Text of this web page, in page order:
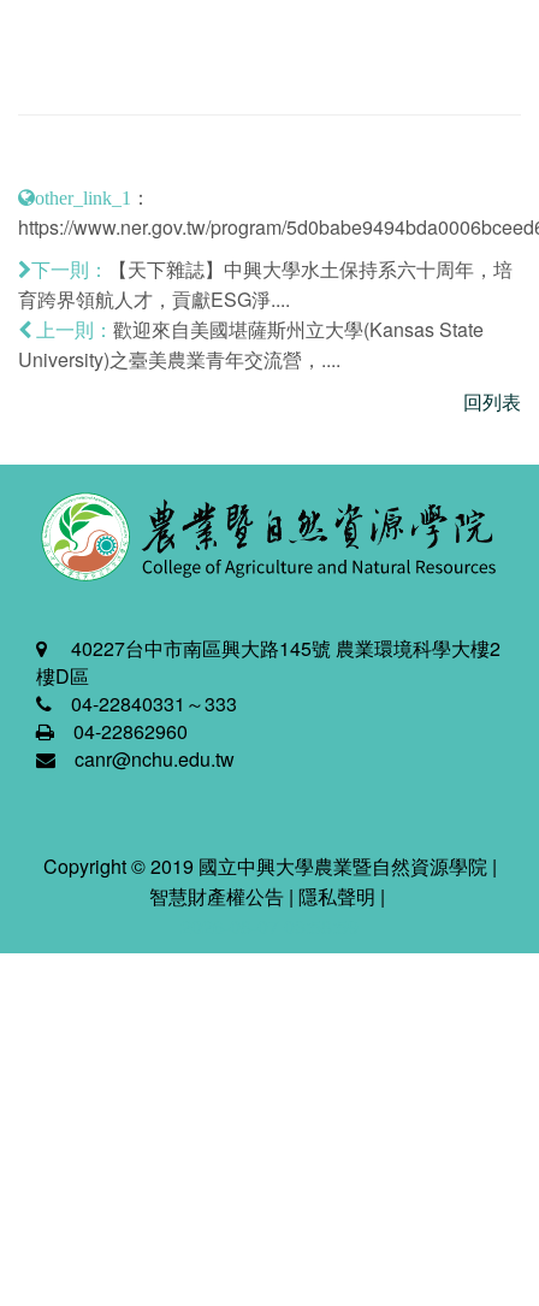
other_link_1
：
https://www.ner.gov.tw/program/
下一則：
【天下雜誌】中興大學水土保持系六十周年，培
育跨界領航人才，貢獻ESG淨....
上一則： 歡迎來自美國堪薩斯州立大學(Kansas State
University)之臺美農業青年交流營，....
回列表
40227台中市南區興大路145號 農業環境科學大樓2
樓D區
04-22840331～333
04-22862960
canr@nchu.edu.tw
Copyright © 2019 國立中興大學農業暨自然資源學院 |
智慧財產權公告 | 隱私聲明 |